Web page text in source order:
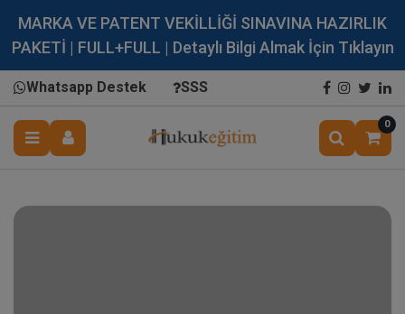
MARKA VE PATENT VEKİLLİĞİ SINAVINA HAZIRLIK
PAKETİ | FULL+FULL | Detaylı Bilgi Almak İçin Tıklayın
Whatsapp Destek SSS
0